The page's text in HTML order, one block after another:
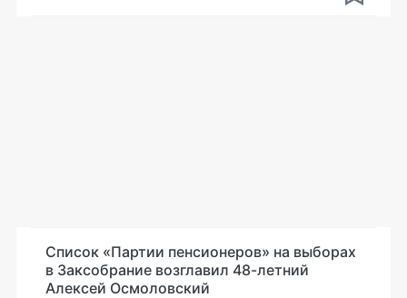
Список «Партии пенсионеров» на выборах
в Заксобрание возглавил 48-летний
Алексей Осмоловский